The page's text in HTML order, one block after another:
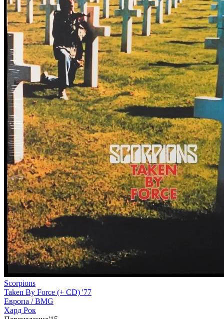
Scorpions
Taken By Force (+ CD) '77
Европа /BMG
Хард Рок